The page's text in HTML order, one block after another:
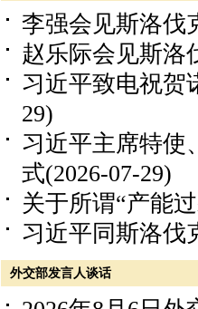
李强会见斯洛伐
赵乐际会见斯洛
习近平致电祝贺
29)
习近平主席特使
式(2026-07-29)
关于所谓“产能
习近平同斯洛伐
外交部发言人谈话